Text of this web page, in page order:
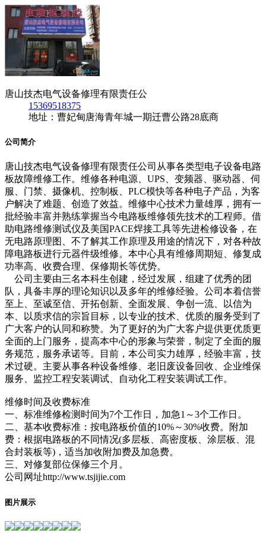
唐山技杰电气设备修理有限责任公
15369518375
地址：曹妃甸唐海青年城一期迁曹公路28底商
公司简介
唐山技杰电气设备修理有限责任公司从事各类型电子设备电路
板故障维修工作。维修各种电源、UPS、变频器、驱动器、伺
服、门禁、摄像机、控制板、PLC模快等各种电子产品，为客
户解决了难题、创造了效益。维修中心技术力量雄厚，拥有一
批经验丰富并熟练掌握当今电路板维修领先技术的工程师。借
助电路维修测试仪及美国PACE焊接工具等先进检修设备，在
无电路原理图、不了解其工作原理及用途的情况下，对各种故
障电路板进行元器件级维修。本中心具有维修周期短、修复成
功率高、收费合理、保修期长等优势。
公司主要由三名本科生创建，经过发展，组建了优秀的团
队，具备丰厚的理论知识以及多年的维修经验。公司本着信誉
至上、至诚至信、开拓创新、全面发展、争创一流、以信为
本、以质求信的宗旨目标，以专业的技术、优质的服务受到了
广大客户的认同和称赞。为了更好的为广大客户提供更优质更
全面的上门服务，提高本中心的形象与荣誉，制定了全面的服
务规范，服务承诺等。目前，本公司实力雄厚，经验丰富，技
术过硬。主要从事各种设备维修、老旧废设备回收、企业维保
服务、监控工程安装调试、自动化工程安装调试工作。
维修时间及收费标准
一、标准维修检测时间为7个工作日，加急1～3个工作日。
二、基本收费标准：按电路板价值的10%～30%收费。附加
费：根据电路板的不同情况(多层板、高密度板、涂层板、混
合封装板等)，适当加收附加费及加急费。
三、对修复部位保修三个月。
公司网址http://www.tsjijie.com
图片展示